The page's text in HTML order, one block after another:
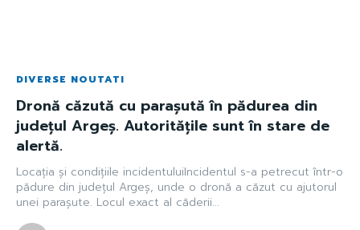
DIVERSE NOUTATI
Dronă căzută cu parașută în pădurea din
județul Argeș. Autoritățile sunt în stare de
alertă.
Locația și condițiile incidentuluiIncidentul s-a petrecut într-o
pădure din județul Argeș, unde o dronă a căzut cu ajutorul
unei parașute. Locul exact al căderii...